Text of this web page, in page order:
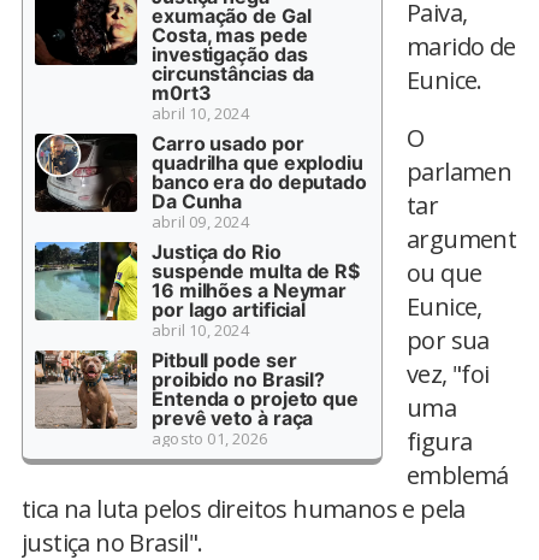
exumação de Gal
Costa, mas pede
investigação das
circunstâncias da
m0rt3
abril 10, 2024
Carro usado por
quadrilha que explodiu
banco era do deputado
Da Cunha
abril 09, 2024
Justiça do Rio
suspende multa de R$
16 milhões a Neymar
por lago artificial
abril 10, 2024
Pitbull pode ser
proibido no Brasil?
Entenda o projeto que
prevê veto à raça
agosto 01, 2026
Paiva,
marido de
Eunice.
O
parlamen
tar
argument
ou que
Eunice,
por sua
vez, "foi
uma
figura
emblemá
tica na luta pelos direitos humanos e pela
justiça no Brasil".